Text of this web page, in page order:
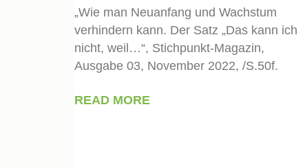
„Wie man Neuanfang und Wachstum
verhindern kann. Der Satz „Das kann ich
nicht, weil…“, Stichpunkt-Magazin,
Ausgabe 03, November 2022, /S.50f.
READ MORE